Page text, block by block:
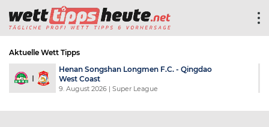
Aktuelle Wett Tipps
Shandong Taishan F.C. - Tianjin Jinmen
Tiger F.C.
9. August 2026 | Super League